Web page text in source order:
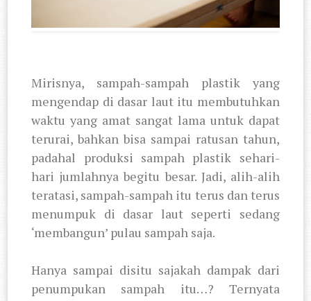
Mirisnya, sampah-sampah plastik yang
mengendap di dasar laut itu membutuhkan
waktu yang amat sangat lama untuk dapat
terurai, bahkan bisa sampai ratusan tahun,
padahal produksi sampah plastik sehari-
hari jumlahnya begitu besar. Jadi, alih-alih
teratasi, sampah-sampah itu terus dan terus
menumpuk di dasar laut seperti sedang
‘membangun’ pulau sampah saja.
Hanya sampai disitu sajakah dampak dari
penumpukan sampah itu…? Ternyata